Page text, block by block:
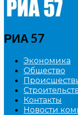
РИА 57
Экономика
Общество
Контакты
Новости